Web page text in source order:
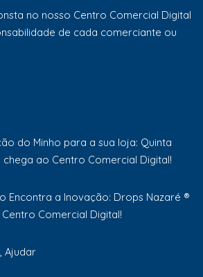
no nosso Centro Comercial Digital
de cada comerciante ou
do Minho para a sua loja: Quinta
chega ao Centro Comercial Digital!
Encontra a Inovação: Drops Nazaré ®
Comercial Digital!
Ajudar